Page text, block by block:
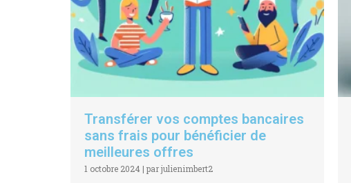
Transférer vos comptes bancaires
sans frais pour bénéficier de
meilleures offres
1 octobre 2024 | par julienimbert2